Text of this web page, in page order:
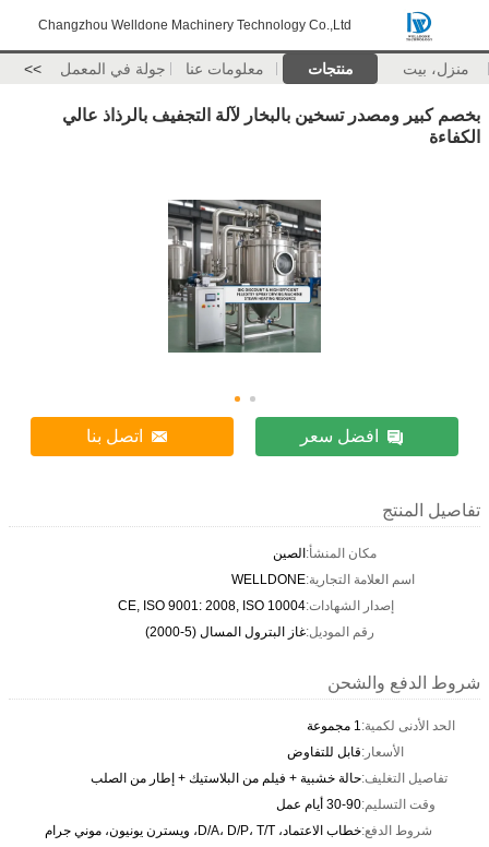
Changzhou Welldone Machinery Technology Co.,Ltd
منزل، بيت منتجات معلومات عنا جولة في المعمل >>
بخصم كبير ومصدر تسخين بالبخار لآلة التجفيف بالرذاذ عالي
الكفاءة
افضل سعر اتصل بنا
تفاصيل المنتج
مكان المنشأ:الصين
اسم العلامة التجارية:WELLDONE
إصدار الشهادات:CE, ISO 9001: 2008, ISO 10004
رقم الموديل:غاز البترول المسال (5-2000)
شروط الدفع والشحن
الحد الأدنى لكمية:1 مجموعة
الأسعار:قابل للتفاوض
تفاصيل التغليف:حالة خشبية + فيلم من البلاستيك + إطار من الصلب
وقت التسليم:30-90 أيام عمل
شروط الدفع:خطاب الاعتماد، D/A، D/P، T/T، ويسترن يونيون، موني جرام